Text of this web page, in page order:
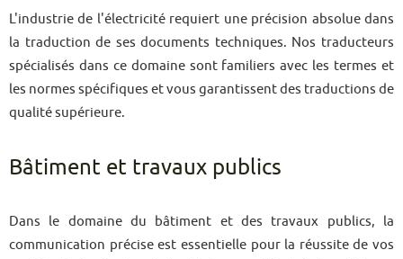
L'industrie de l'électricité requiert une précision absolue dans
la traduction de ses documents techniques. Nos traducteurs
spécialisés dans ce domaine sont familiers avec les termes et
les normes spécifiques et vous garantissent des traductions de
qualité supérieure.
Bâtiment et travaux publics
Dans le domaine du bâtiment et des travaux publics, la
communication précise est essentielle pour la réussite de vos